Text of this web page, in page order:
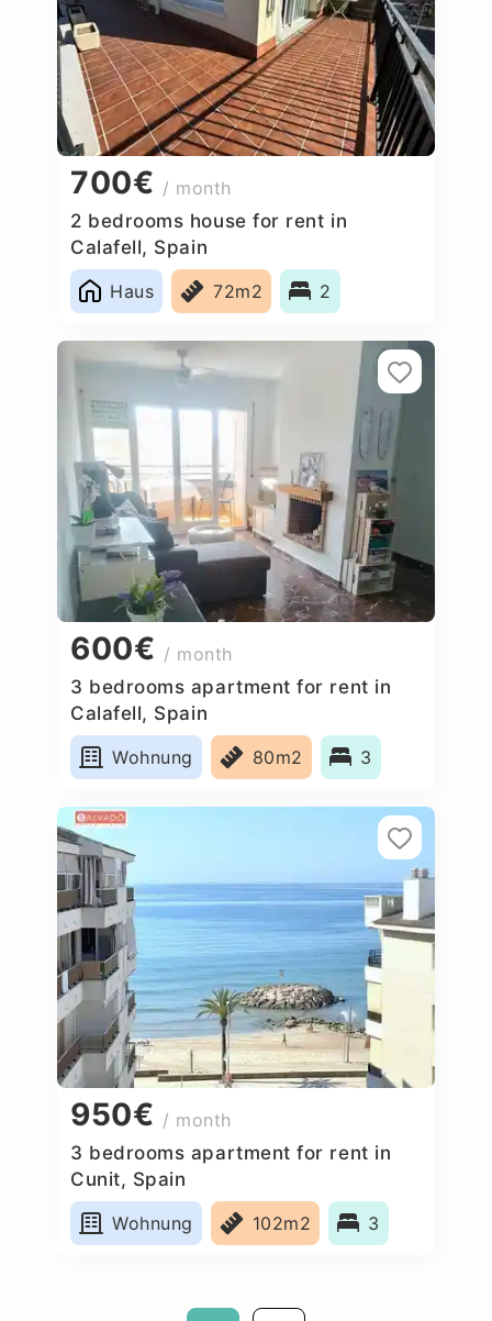
700€ / month
2 bedrooms house for rent in
Calafell, Spain
Haus
72m2 2
600€ / month
3 bedrooms apartment for rent in
Calafell, Spain
Wohnung
80m2 3
950€ / month
3 bedrooms apartment for rent in
Cunit, Spain
Wohnung
102m2 3